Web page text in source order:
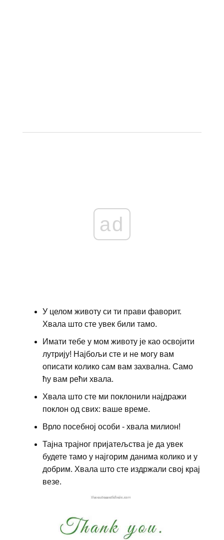
ad
У целом животу си ти прави фаворит.
Хвала што сте увек били тамо.
Имати тебе у мом животу је као освојити
лутрију! Најбољи сте и не могу вам
описати колико сам вам захвална. Само
ћу вам рећи хвала.
Хвала што сте ми поклонили најдражи
поклон од свих: ваше време.
Врло посебној особи - хвала милион!
Тајна трајног пријатељства је да увек
будете тамо у најгорим данима колико и у
добрим. Хвала што сте издржали свој крај
везе.